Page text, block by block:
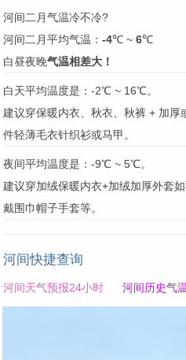
河间二月气温冷不冷?
河间二月平均气温： -4℃ ~ 6℃
白昼夜晚气温相差大！
白天平均温度是：-2℃ ~ 16℃。
建议穿保暖内衣、秋衣、秋裤 + 加厚
件轻薄毛衣针织衫或马甲。
夜间平均温度是：-9℃ ~ 5℃。
建议穿加绒保暖内衣+加绒加厚外套
戴围巾帽子手套等。
河间快捷查询
河间天气预报24小时 河间历史气